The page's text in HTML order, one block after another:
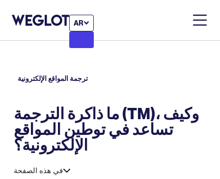
AR
ترجمة المواقع الإلكترونية
ما ذاكرة الترجمة (TM)، وكيف
تساعد في توطين المواقع
الإلكترونية؟
في هذه الصفحة